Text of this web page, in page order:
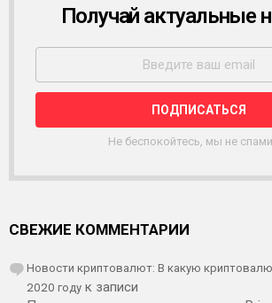
С
Ы
Л
К
Получай актуальные
Не беспокойтесь, мы не
СВЕЖИЕ КОММЕНТАРИИ
Новости криптовалют: В какую
2020 году к записи